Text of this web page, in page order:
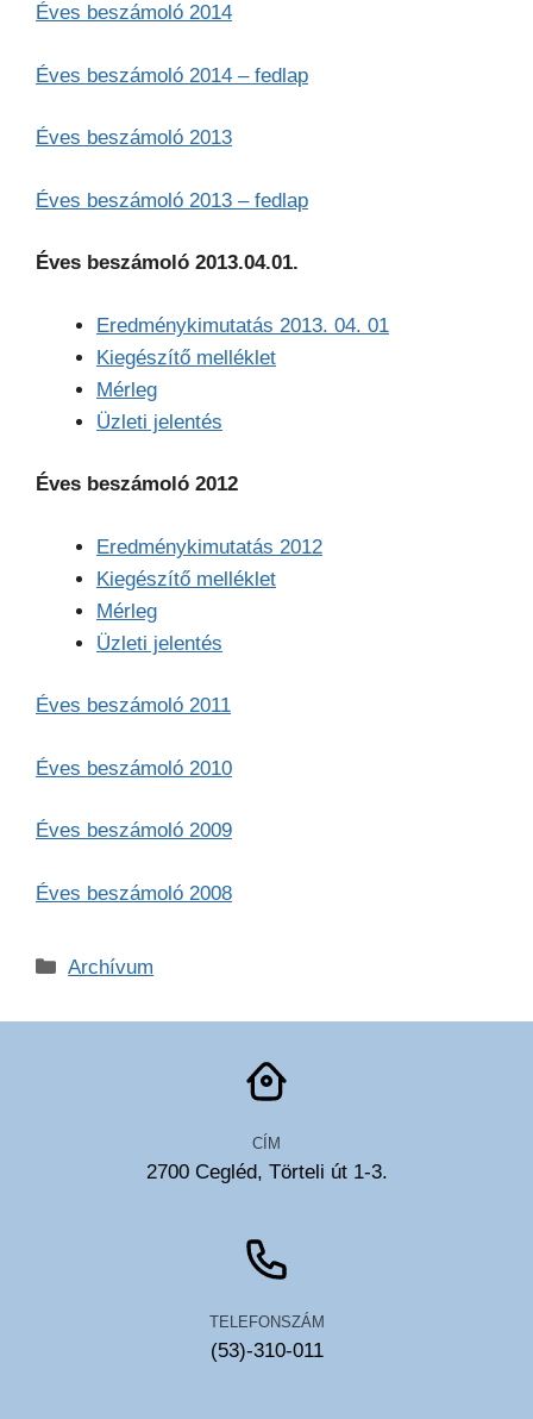
Éves beszámoló 2014
Éves beszámoló 2014 – fedlap
Éves beszámoló 2013
Éves beszámoló 2013 – fedlap
Éves beszámoló 2013.04.01.
Eredménykimutatás 2013. 04. 01
Kiegészítő melléklet
Mérleg
Üzleti jelentés
Éves beszámoló 2012
Eredménykimutatás 2012
Kiegészítő melléklet
Mérleg
Üzleti jelentés
Éves beszámoló 2011
Éves beszámoló 2010
Éves beszámoló 2009
Éves beszámoló 2008
Kategória
Archívum
CÍM
2700 Cegléd, Törteli út 1-3.
TELEFONSZÁM
(53)-310-011